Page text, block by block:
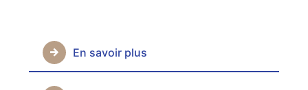
En savoir plus